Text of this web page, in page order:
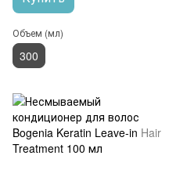
Объем (мл)
300